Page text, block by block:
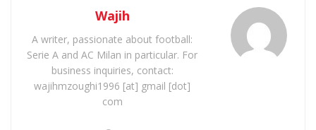
Wajih
A writer, passionate about football:
Serie A and AC Milan in particular. For
business inquiries, contact:
wajihmzoughi1996 [at] gmail [dot]
com